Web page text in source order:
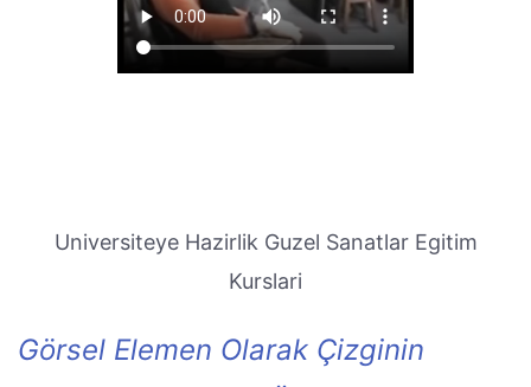
Universiteye Hazirlik Guzel Sanatlar Egitim
Kurslari
Görsel Elemen Olarak Çizginin